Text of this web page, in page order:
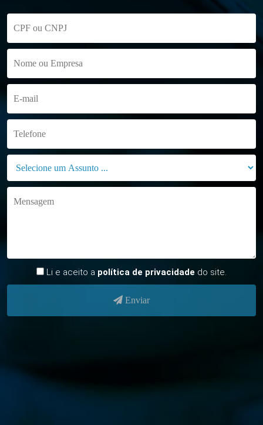
Li e aceito a política de privacidade do site.
Enviar